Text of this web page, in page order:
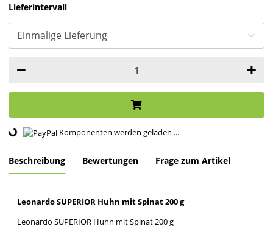
Lieferintervall
Loading... Komponenten werden geladen ...
Beschreibung Bewertungen Frage zum Artikel
Leonardo SUPERIOR Huhn mit Spinat 200 g
Leonardo SUPERIOR Huhn mit Spinat 200 g